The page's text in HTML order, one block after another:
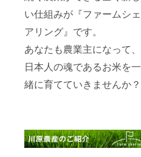
い仕組みが『ファームシェ
アリング』です。
あなたも農業主になって、
日本人の魂であるお米を一
緒に育てていきませんか？